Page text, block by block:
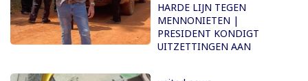
HARDE LIJN TEGEN
MENNONIETEN |
PRESIDENT KONDIGT
UITZETTINGEN AAN